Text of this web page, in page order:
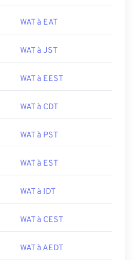
WAT à EAT
WAT à JST
WAT à EEST
WAT à CDT
WAT à PST
WAT à EST
WAT à IDT
WAT à CEST
WAT à AEDT